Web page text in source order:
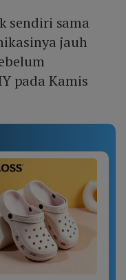
sendiri sama
jauh
pada Kamis